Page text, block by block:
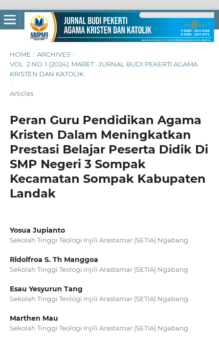
HOME / ARCHIVES /
VOL. 2 NO. 1 (2024): MARET : JURNAL BUDI PEKERTI AGAMA
KRISTEN DAN KATOLIK
/
Articles
Peran Guru Pendidikan Agama
Kristen Dalam Meningkatkan
Prestasi Belajar Peserta Didik Di
SMP Negeri 3 Sompak
Kecamatan Sompak Kabupaten
Landak
Yosua Jupianto
Sekolah Tinggi Teologi Injili Arastamar (SETIA) Ngabang
Ridolfroa S. Th Manggoa
Sekolah Tinggi Teologi Injili Arastamar (SETIA) Ngabang
Esau Yesyurun Tang
Sekolah Tinggi Teologi Injili Arastamar (SETIA) Ngabang
Marthen Mau
Sekolah Tinggi Teologi Injili Arastamar (SETIA) Ngabang